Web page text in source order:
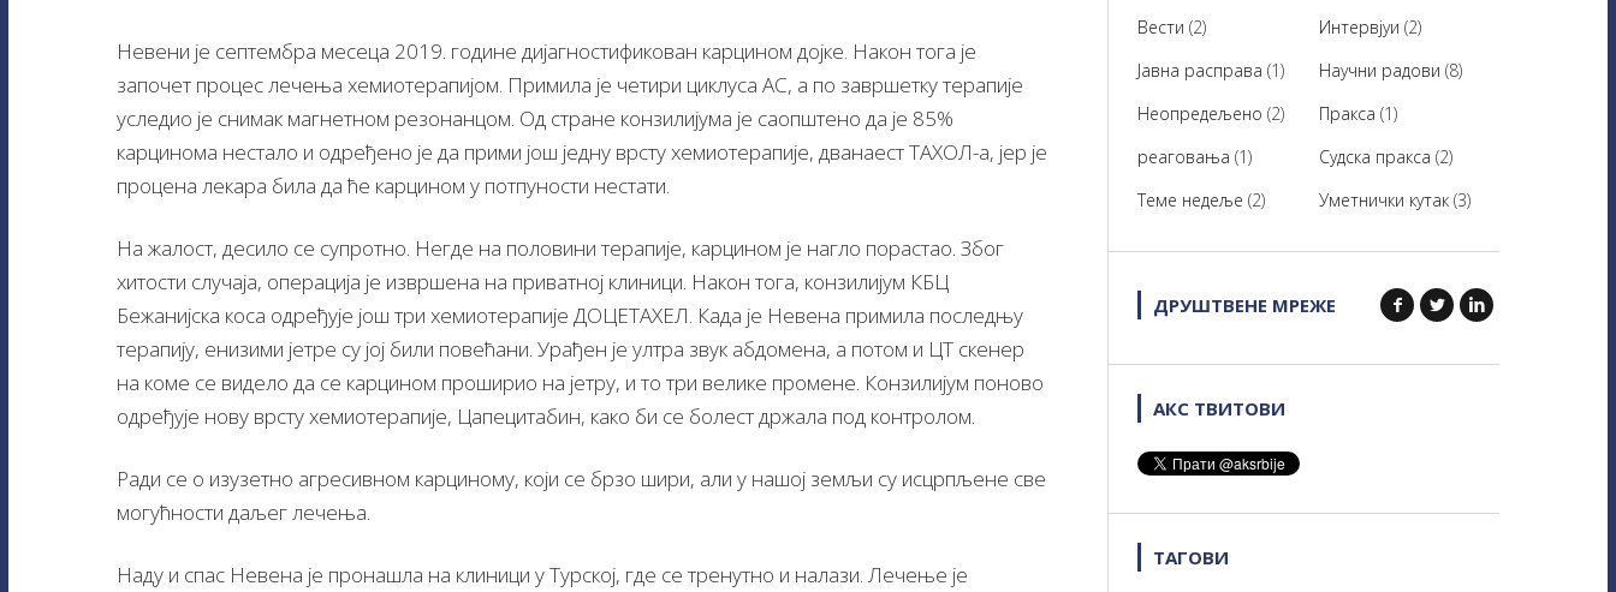
Невени је септембра месеца 2019. године дијагностификован карцином дојке. Након тога је
започет процес лечења хемиотерапијом. Примила је четири циклуса АС, а по завршетку терапије
уследио је снимак магнетном резонанцом. Од стране конзилијума је саопштено да је 85%
карцинома нестало и одређено је да прими још једну врсту хемиотерапије, дванаест ТАXОЛ-а, јер је
процена лекара била да ће карцином у потпуности нестати.
На жалост, десило се супротно. Негде на половини терапије, карцином је нагло порастао. Због
хитости случаја, операција је извршена на приватној клиници. Након тога, конзилијум КБЦ
Бежанијска коса одређује још три хемиотерапије ДОЦЕТАXЕЛ. Када је Невена примила последњу
терапију, енизими јетре су јој били повећани. Урађен је ултра звук абдомена, а потом и ЦТ скенер
на коме се видело да се карцином проширио на јетру, и то три велике промене. Конзилијум поново
одређује нову врсту хемиотерапије, Цапецитабин, како би се болест држала под контролом.
Ради се о изузетно агресивном карциному, који се брзо шири, али у нашој земљи су исцрпљене све
могућности даљег лечења.
Наду и спас Невена је пронашла на клиници у Турској, где се тренутно и налази. Лечење је
Вести (2) Интервјуи (2)
Јавна расправа (1) Научни радови (8)
Неопредељено (2) Пракса (1)
реаговања (1) Судска пракса (2)
Теме недеље (2) Уметнички кутак(3)
ДРУШТВЕНЕ МРЕЖЕ
АКС ТВИТОВИ
ТАГОВИ